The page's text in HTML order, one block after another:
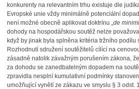
konkurenty na relevantním trhu existuje dle
Evropské unie vždy minimálně potenciální
není možné obecně aplikovat doktrínu „de
dohody na hospodářskou soutěž nelze
když by jinak byla splněna kritéria tržního podílu
Rozhodnutí sdružení soutěžitelů cílící na
zásadně natolik závažným porušením zákona,
za dohodu se zanedbatelným dopadem na
zpravidla nesplní kumulativní podmínky
umožňující vynětí ze zákazu ve smyslu § 3 odst.